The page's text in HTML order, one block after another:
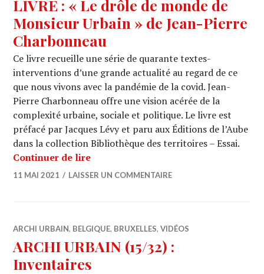
LIVRE : « Le drôle de monde de
Monsieur Urbain » de Jean-Pierre
Charbonneau
Ce livre recueille une série de quarante textes-
interventions d’une grande actualité au regard de ce
que nous vivons avec la pandémie de la covid. Jean-
Pierre Charbonneau offre une vision acérée de la
complexité urbaine, sociale et politique. Le livre est
préfacé par Jacques Lévy et paru aux Éditions de l’Aube
dans la collection Bibliothèque des territoires – Essai.
Continuer de lireLIVRE : « Le drôle de monde de
11 MAI 2021 LAISSER UN COMMENTAIRE
ARCHI URBAIN, BELGIQUE, BRUXELLES,VIDÉOS
ARCHI URBAIN (15/32) :
Inventaires